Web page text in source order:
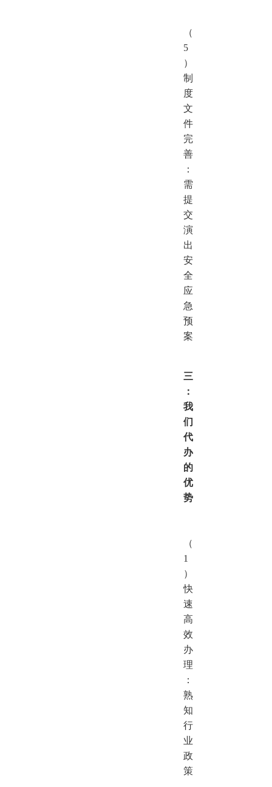
（
5
）
制
度
文
件
完
善
：
需
提
交
演
出
安
全
应
急
预
案
三
：
我
们
代
办
的
优
势
（
1
）
快
速
高
效
办
理
：
熟
知
行
业
政
策